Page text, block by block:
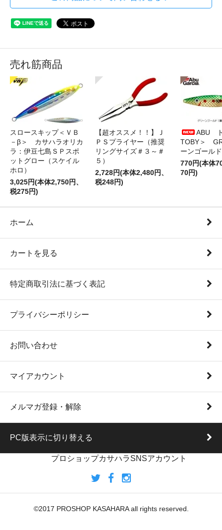
売れ筋商品
スロースキップ＜ＶＢ
－β＞ カサハラオリカ
ラ：伊豆七島ＳＰスポ
ットグロー（スケイル
ホロ）
3,025円(本体2,750円、
税275円)
【超オススメ！！】Ｊ
ＰＳプライヤー（推奨
リングサイズ＃３～＃
５）
2,728円(本体2,480円、
税248円)
ABU
TOBY＞
ーンゴールド
770円(本体
70円)
ホーム
カートを見る
特定商取引法に基づく表記
プライバシーポリシー
お問い合わせ
マイアカウント
メルマガ登録・解除
PC版表示に切り替える
プロショップカサハラSNSアカウント
©2017 PROSHOP KASAHARA all rights reserved.